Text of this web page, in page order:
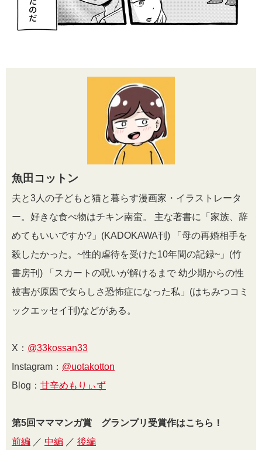
魚田コットン
夫と3人の子どもと猫と暮らす漫画家・イラストレータ
ー。好きな食べ物はチキン南蛮。 主な著書に「家族、辞
めてもいいですか?」(KADOKAWA刊) 「母の再婚相手を
殺したかった。~性的虐待を受けた10年間の記録~」(竹
書房刊) 「スカートの呪いが解けるまで 幼少期からの性
被害が原因で女らしさ恐怖症になった私」(はちみつコミ
ックエッセイ刊)などがある。
X： @33kossan33
Instagram： @uotakotton
Blog： 甘辛めもりぃず
第5回マママンガ賞 グランプリ受賞作はこちら！
前編 ／ 中編 ／ 後編